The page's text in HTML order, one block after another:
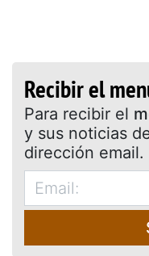
Recibir el
Para recibir el
y sus noticias
dirección email.